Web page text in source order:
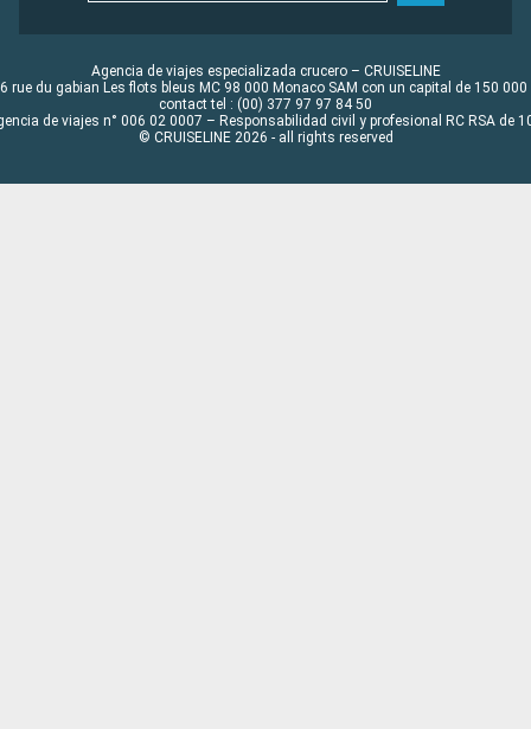
Agencia de viajes especializada crucero – CRUISELINE
rue du gabian Les flots bleus MC 98 000 Monaco SAM con un capital de 150 000
contact tel : (00) 377 97 97 84 50
de viajes n° 006 02 0007 – Responsabilidad civil y profesional RC RSA de
© CRUISELINE 2026 - all rights reserved